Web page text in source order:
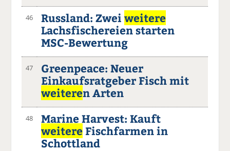
46 Russland: Zweiweitere
Lachsfischereien starten
MSC-Bewertung
47
Greenpeace: Neuer
Einkaufsratgeber Fisch mit
weiteren Arten
48
Marine Harvest: Kauft
weitere Fischfarmen in
Schottland